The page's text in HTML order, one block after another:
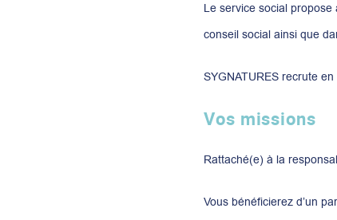
Le service social
conseil social ainsi que
SYGNATURES recrute
Vos missions
Rattaché(e) à la
Vous bénéficierez d’un